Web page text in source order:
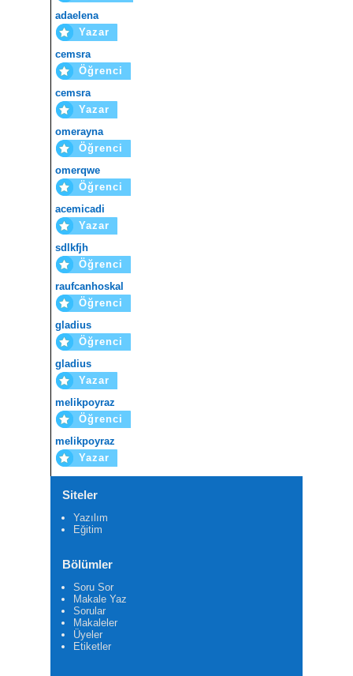
adaelena
Yazar
cemsra
Öğrenci
cemsra
Yazar
omerayna
Öğrenci
omerqwe
Öğrenci
acemicadi
Yazar
sdlkfjh
Öğrenci
raufcanhoskal
Öğrenci
gladius
Öğrenci
gladius
Yazar
melikpoyraz
Öğrenci
melikpoyraz
Yazar
Siteler
Yazılım
Eğitim
Bölümler
Soru Sor
Makale Yaz
Sorular
Makaleler
Üyeler
Etiketler